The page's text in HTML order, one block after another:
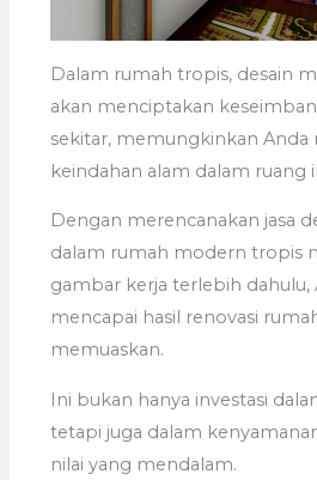
Dalam rumah tropis, desain
akan menciptakan
sekitar, memungkinkan Anda
keindahan alam dalam ruang
Dengan merencanakan jasa
dalam rumah modern tropis
gambar kerja terlebih dahulu,
mencapai hasil renovasi
memuaskan.
Ini bukan hanya investasi
tetapi juga dalam
nilai yang mendalam.